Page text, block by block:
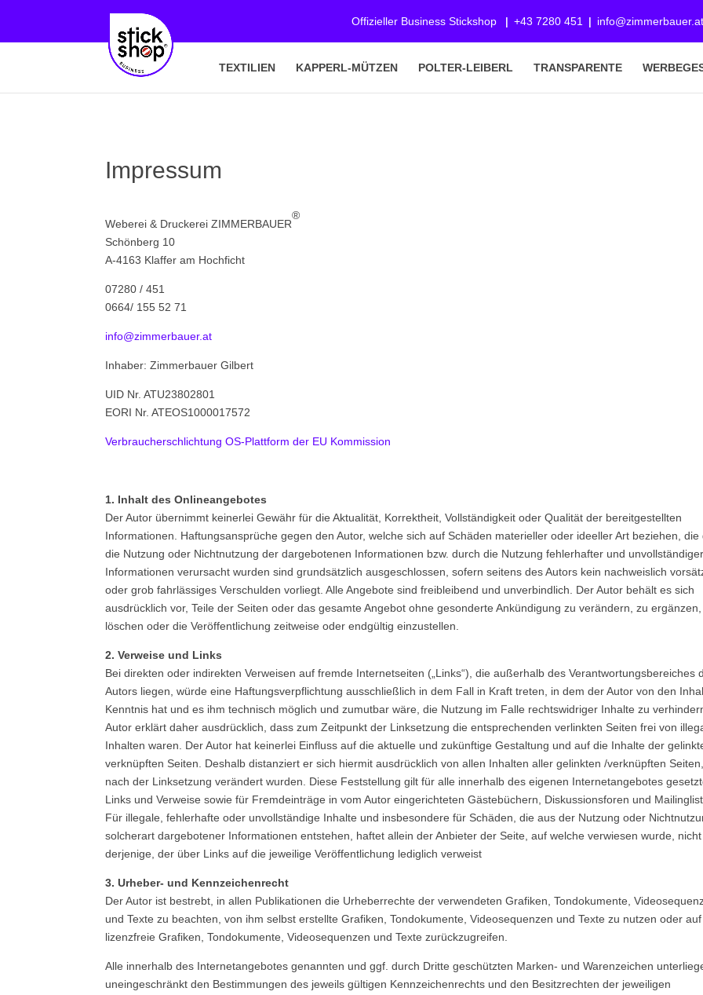
Offizieller Business Stickshop +43 7280 451 info@zimmerbauer.at
TEXTILIEN KAPPERL-MÜTZEN POLTER-LEIBERL TRANSPARENTE
Impressum
Weberei & Druckerei ZIMMERBAUER
®
Schönberg 10
A-4163 Klaffer am Hochficht
07280 / 451
0664/ 155 52 71
info@zimmerbauer.at
Inhaber: Zimmerbauer Gilbert
UID Nr. ATU23802801
EORI Nr. ATEOS1000017572
Verbraucherschlichtung OS-Plattform der EU Kommission
1. Inhalt des Onlineangebotes
Der Autor übernimmt keinerlei Gewähr für die Aktualität, Korrektheit, Vollständigkeit oder Qualität der bereitgestellten
Informationen. Haftungsansprüche gegen den Autor, welche sich auf Schäden materieller oder ideeller Art beziehen, die
die Nutzung oder Nichtnutzung der dargebotenen Informationen bzw. durch die Nutzung fehlerhafter und unvollständiger
Informationen verursacht wurden sind grundsätzlich ausgeschlossen, sofern seitens des Autors kein nachweislich
oder grob fahrlässiges Verschulden vorliegt. Alle Angebote sind freibleibend und unverbindlich. Der Autor behält es sich
ausdrücklich vor, Teile der Seiten oder das gesamte Angebot ohne gesonderte Ankündigung zu verändern, zu ergänzen,
löschen oder die Veröffentlichung zeitweise oder endgültig einzustellen.
2. Verweise und Links
Bei direkten oder indirekten Verweisen auf fremde Internetseiten („Links“), die außerhalb des Verantwortungsbereiches
Autors liegen, würde eine Haftungsverpflichtung ausschließlich in dem Fall in Kraft treten, in dem der Autor von den
Kenntnis hat und es ihm technisch möglich und zumutbar wäre, die Nutzung im Falle rechtswidriger Inhalte zu
Autor erklärt daher ausdrücklich, dass zum Zeitpunkt der Linksetzung die entsprechenden verlinkten Seiten frei von
Inhalten waren. Der Autor hat keinerlei Einfluss auf die aktuelle und zukünftige Gestaltung und auf die Inhalte der
verknüpften Seiten. Deshalb distanziert er sich hiermit ausdrücklich von allen Inhalten aller gelinkten /verknüpften
nach der Linksetzung verändert wurden. Diese Feststellung gilt für alle innerhalb des eigenen Internetangebotes
Links und Verweise sowie für Fremdeinträge in vom Autor eingerichteten Gästebüchern, Diskussionsforen und
Für illegale, fehlerhafte oder unvollständige Inhalte und insbesondere für Schäden, die aus der Nutzung oder
solcherart dargebotener Informationen entstehen, haftet allein der Anbieter der Seite, auf welche verwiesen wurde, nicht
derjenige, der über Links auf die jeweilige Veröffentlichung lediglich verweist
3. Urheber- und Kennzeichenrecht
Der Autor ist bestrebt, in allen Publikationen die Urheberrechte der verwendeten Grafiken, Tondokumente,
und Texte zu beachten, von ihm selbst erstellte Grafiken, Tondokumente, Videosequenzen und Texte zu nutzen oder auf
lizenzfreie Grafiken, Tondokumente, Videosequenzen und Texte zurückzugreifen.
Alle innerhalb des Internetangebotes genannten und ggf. durch Dritte geschützten Marken- und Warenzeichen
uneingeschränkt den Bestimmungen des jeweils gültigen Kennzeichenrechts und den Besitzrechten der jeweiligen